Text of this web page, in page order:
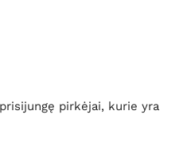
pirkėjai, kurie yra